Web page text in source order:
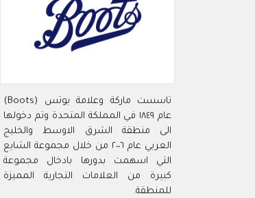
تاسست ماركة وعلامة بوتس (Boots)
عام ١٨٤٩ في المملكة المتحدة وتم دخولها
الى منطقة الشرق الاوسط والخليج
العربي عام ٢٠٠٦ من خلال مجموعة الشايع
التي اسهمت بدورها بادخال مجموعة
كبيرة من العلامات التجارية المميزة
للمنطقة.